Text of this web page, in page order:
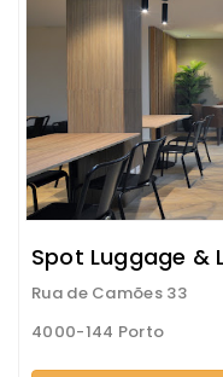
Spot Luggage &
Rua de Camões 33
4000-144 Porto